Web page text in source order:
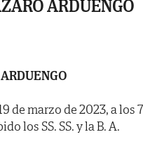
ARDUENGO
de marzo de 2023, a los
los SS. SS. y la B. A.